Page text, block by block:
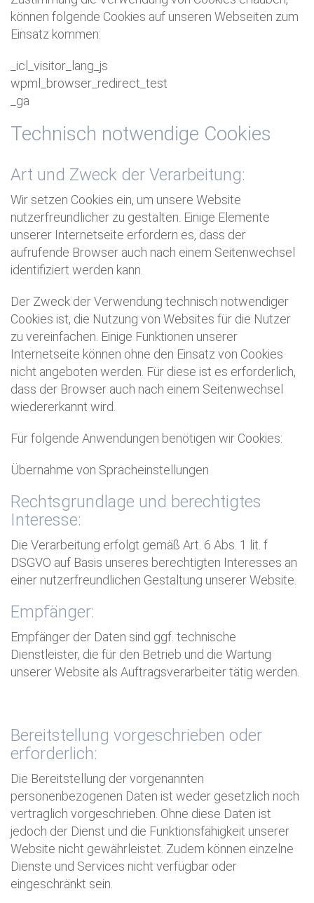
können folgende Cookies auf unseren Webseiten zum
Einsatz kommen:
_icl_visitor_lang_js
wpml_browser_redirect_test
_ga
Technisch notwendige Cookies
Art und Zweck der Verarbeitung:
Wir setzen Cookies ein, um unsere Website
nutzerfreundlicher zu gestalten. Einige Elemente
unserer Internetseite erfordern es, dass der
aufrufende Browser auch nach einem Seitenwechsel
identifiziert werden kann.
Der Zweck der Verwendung technisch notwendiger
Cookies ist, die Nutzung von Websites für die Nutzer
zu vereinfachen. Einige Funktionen unserer
Internetseite können ohne den Einsatz von Cookies
nicht angeboten werden. Für diese ist es erforderlich,
dass der Browser auch nach einem Seitenwechsel
wiedererkannt wird.
Für folgende Anwendungen benötigen wir Cookies:
Übernahme von Spracheinstellungen
Rechtsgrundlage und berechtigtes
Interesse:
Die Verarbeitung erfolgt gemäß Art. 6 Abs. 1 lit. f
DSGVO auf Basis unseres berechtigten Interesses an
einer nutzerfreundlichen Gestaltung unserer Website.
Empfänger:
Empfänger der Daten sind ggf. technische
Dienstleister, die für den Betrieb und die Wartung
unserer Website als Auftragsverarbeiter tätig werden.
Bereitstellung vorgeschrieben oder
erforderlich:
Die Bereitstellung der vorgenannten
personenbezogenen Daten ist weder gesetzlich noch
vertraglich vorgeschrieben. Ohne diese Daten ist
jedoch der Dienst und die Funktionsfähigkeit unserer
Website nicht gewährleistet. Zudem können einzelne
Dienste und Services nicht verfügbar oder
eingeschränkt sein.